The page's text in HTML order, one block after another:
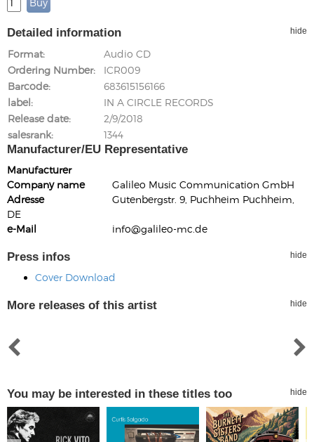
Detailed information hide
Format
Audio CD
Ordering Number
ICR009
Barcode
683615156166
label
IN A CIRCLE RECORDS
Release date
2/9/2018
salesrank
1344
Manufacturer/EU Representative
Manufacturer
Company name
Galileo Music Communication GmbH
Adresse
Gutenbergstr. 9, Puchheim Puchheim,
DE
e-Mail
info@galileo-mc.de
Press infos hide
Cover Download
More releases of this artist hide
You may be interested in these titles too hide